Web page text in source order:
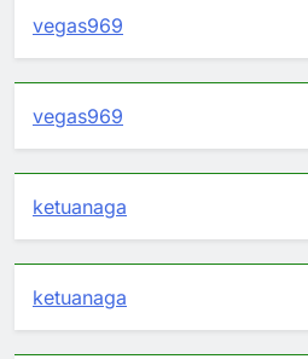
vegas969
vegas969
ketuanaga
ketuanaga